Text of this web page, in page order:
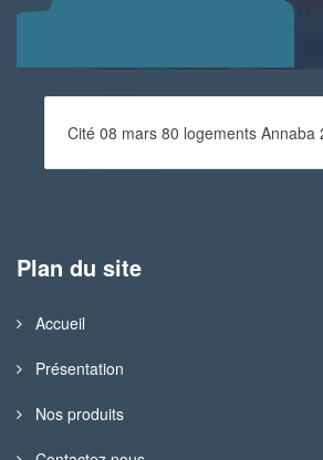
Cité 08 mars 80 logements Annaba
Plan du site
Accueil
Présentation
Nos produits